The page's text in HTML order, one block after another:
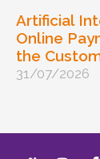
Artificial
Online
the
31/07/2026